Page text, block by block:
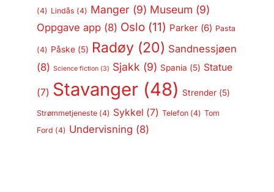
(4) Lindås (4) Manger(9) Museum (9)
Oppgave app(8) Oslo(11) Parker(6) Pasta
(4) Påske(5) Radøy(20) Sandnessjøen
(8) Science fiction(3) Sjakk (9) Spania (5) Statue
(7) Stavanger(48) Strender(5)
Strømmetjeneste(4) Sykkel (7) Telefon(4) Tom
Ford (4) Undervisning (8)